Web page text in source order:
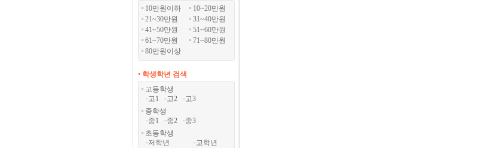
10만원이하
10~20만원
21~30만원
31~40만원
41~50만원
51~60만원
61~70만원
71~80만원
80만원이상
• 학생학년 검색
고등학생
-고1 -고2 -고3
중학생
-중1 -중2 -중3
초등학생
-저학년 -고학년